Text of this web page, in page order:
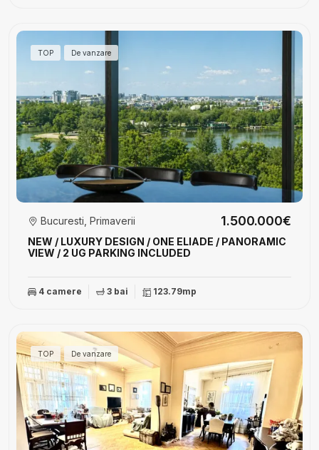
TOP De vanzare
NEW / LUXURY DESIGN / ONE ELIADE / PANORAMIC
VIEW / 2 UG PARKING INCLUDED
Bucuresti, Primaverii 1.500.000€
4 camere 3 bai 123.79mp
TOP De vanzare